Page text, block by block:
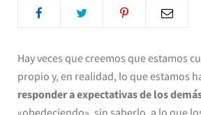
Hay veces que creemos que estamos
propio y, en realidad, lo que estamos
responder a expectativas de los
«obedeciendo», sin saberlo, a lo que